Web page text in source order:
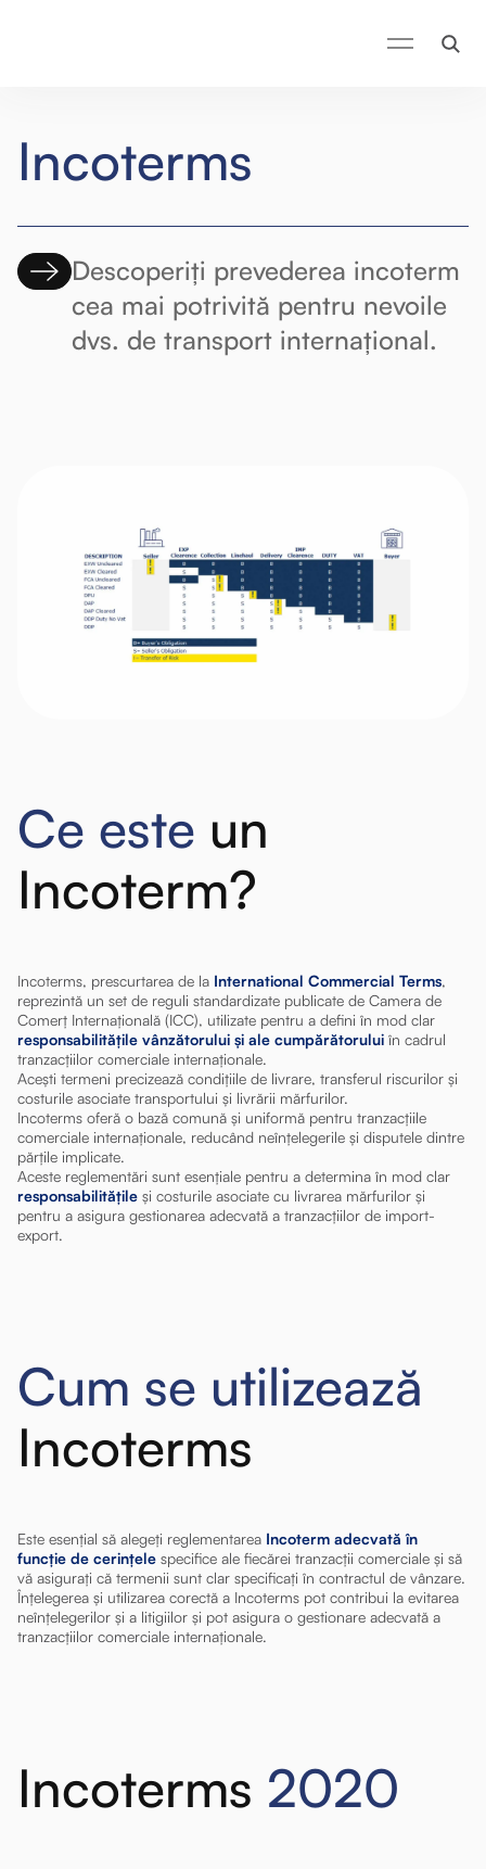
Incoterms
Descoperiți prevederea incoterm
cea mai potrivită pentru nevoile
dvs. de transport internațional.
Ce este un
Incoterm?
Incoterms, prescurtarea de la International Commercial Terms,
reprezintă un set de reguli standardizate publicate de Camera de
Comerț Internațională (ICC), utilizate pentru a defini în mod clar
responsabilitățile vânzătorului și ale cumpărătorului în cadrul
tranzacțiilor comerciale internaționale.
Acești termeni precizează condițiile de livrare, transferul riscurilor și
costurile asociate transportului și livrării mărfurilor.
Incoterms oferă o bază comună și uniformă pentru tranzacțiile
comerciale internaționale, reducând neînțelegerile și disputele dintre
părțile implicate.
Aceste reglementări sunt esențiale pentru a determina în mod clar
responsabilitățile și costurile asociate cu livrarea mărfurilor și
pentru a asigura gestionarea adecvată a tranzacțiilor de import-
export.
Cum se utilizează
Incoterms
Este esențial să alegeți reglementarea Incoterm adecvată în
funcție de cerințele specifice ale fiecărei tranzacții comerciale și să
vă asigurați că termenii sunt clar specificați în contractul de vânzare.
Înțelegerea și utilizarea corectă a Incoterms pot contribui la evitarea
neînțelegerilor și a litigiilor și pot asigura o gestionare adecvată a
tranzacțiilor comerciale internaționale.
Incoterms 2020